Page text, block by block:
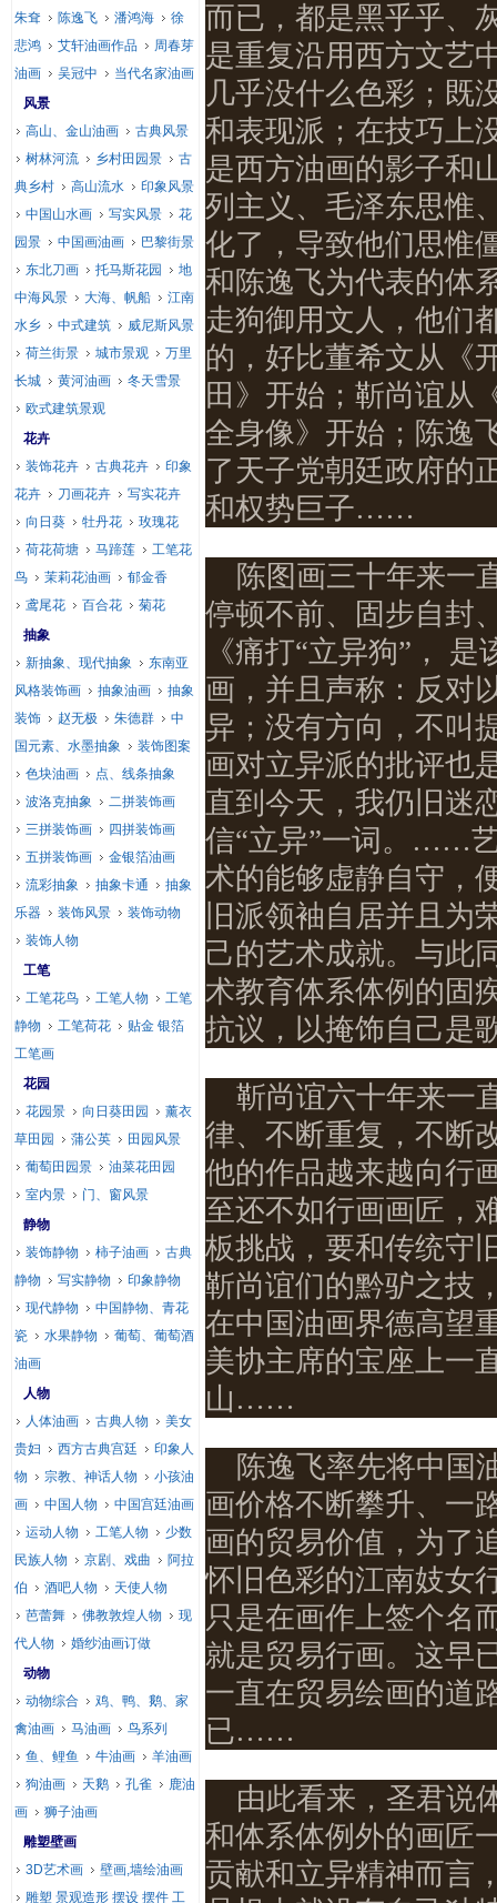
而已，都是黑乎乎、
是重复沿用西方文艺
几乎没什么色彩；既
和表现派；在技巧上
是西方油画的影子和
列主义、毛泽东思惟
化了，导致他们思惟
和陈逸飞为代表的体
走狗御用文人，他们
的，好比董希文从《
田》开始；靳尚谊从
全身像》开始；陈逸
了天子党朝廷政府的
和权势巨子……
陈图画三十年来一
停顿不前、固步自封
《痛打“立异狗”，
是
画，并且声称：反对
异；没有方向，不叫
画对立异派的批评也
直到今天，我仍旧迷
信“立异”一词。……
术的能够虚静自守，
旧派领袖自居并且为
己的艺术成就。与此
术教育体系体例的固
抗议，以掩饰自己
靳尚谊六十年来一
律、不断重复，不断
他的作品越来越向行
至还不如行画画匠，
板挑战，要和传统守
靳尚谊们的黔驴之技
在中国油画界德高望
美协主席的宝座上一
山……
陈逸飞率先将中国
画价格不断攀升、一
画的贸易价值，为了
怀旧色彩的江南妓女
只是在画作上签个名
就是贸易行画。这早
一直在贸易绘画的道
已……
由此看来，圣君说
和体系体例外的画匠
贡献和立异精神而言
朱耷
陈逸飞 潘鸿海
徐
悲鸿
艾轩油画作品
周春芽
油画
吴冠中
当代名家油画
风景
高山、金山油画
古典风景
树林河流
乡村田园景
古
典乡村
高山流水
印象风景
中国山水画
写实风景
花
园景
中国画油画
巴黎街景
东北刀画
托马斯花园
地
中海风景
大海、帆船
江南
水乡
中式建筑
威尼斯风景
荷兰街景
城市景观
万里
长城
黄河油画
冬天雪景
欧式建筑景观
花卉
装饰花卉
古典花卉
印象
花卉
刀画花卉
写实花卉
向日葵
牡丹花
玫瑰花
荷花荷塘
马蹄莲
工笔花
鸟
茉莉花油画
郁金香
鸢尾花
百合花
菊花
抽象
新抽象、现代抽象
东南亚
风格装饰画
抽象油画
抽象
装饰
赵无极 朱德群
中
国元素、水墨抽象
装饰图案
色块油画
点、线条抽象
波洛克抽象
二拼装饰画
三拼装饰画
四拼装饰画
五拼装饰画
金银箔油画
流彩抽象
抽象卡通
抽象
乐器
装饰风景
装饰动物
装饰人物
工笔
工笔花鸟
工笔人物
工笔
静物
工笔荷花
贴金 银箔
工笔画
花园
花园景
向日葵田园
薰衣
草田园
蒲公英
田园风景
葡萄田园景
油菜花田园
室内景
门、窗风景
静物
装饰静物
柿子油画
古典
静物
写实静物
印象静物
现代静物
中国静物、青花
瓷
水果静物
葡萄、葡萄酒
油画
人物
人体油画
古典人物
美女
贵妇
西方古典宫廷
印象人
物
宗教、神话人物
小孩油
画
中国人物
中国宫廷油画
运动人物
工笔人物
少数
民族人物
京剧、戏曲
阿拉
伯
酒吧人物
天使人物
芭蕾舞
佛教敦煌人物
现
代人物
婚纱油画订做
动物
动物综合
鸡、鸭、鹅、家
禽油画
马油画
鸟系列
鱼、鲤鱼
牛油画
羊油画
狗油画
天鹅 孔雀
鹿油
画
狮子油画
雕塑壁画
3D艺术画
壁画,墙绘油画
雕塑 景观造形 摆设 摆件 工